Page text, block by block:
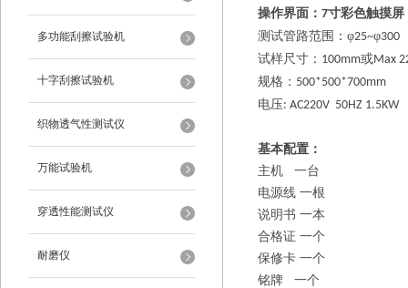
多功能刮擦试验机
十字刮擦试验机
织物透气性测试仪
万能试验机
穿透性能测试仪
耐磨仪
操作界面： 7寸彩色触摸屏
测试管路范围： φ25~φ300
试样尺寸： 100mm或Max
规格： 500*500*700mm
电压: AC220V 50HZ 1.5KW
基本配置：
主机
一台
电源线 一根
说明书 一本
合格证 一个
保修卡 一个
铭牌
一个